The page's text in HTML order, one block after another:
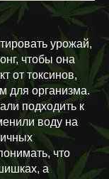
урожай,
чтобы она
от токсинов,
для организма.
подходить к
воду на
что
а